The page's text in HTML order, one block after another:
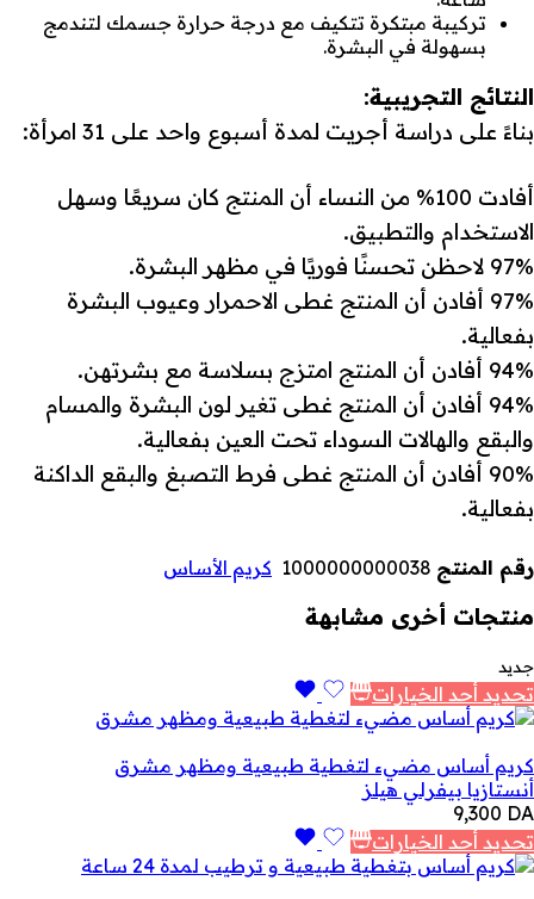
تركيبة مبتكرة تتكيف مع درجة حرارة جسمك لتندمج
بسهولة في البشرة.
النتائج التجريبية:
بناءً على دراسة أجريت لمدة أسبوع واحد على 31 امرأة:
أفادت 100% من النساء أن المنتج كان سريعًا وسهل
الاستخدام والتطبيق.
97% لاحظن تحسنًا فوريًا في مظهر البشرة.
97% أفادن أن المنتج غطى الاحمرار وعيوب البشرة
بفعالية.
94% أفادن أن المنتج امتزج بسلاسة مع بشرتهن.
94% أفادن أن المنتج غطى تغير لون البشرة والمسام
والبقع والهالات السوداء تحت العين بفعالية.
90% أفادن أن المنتج غطى فرط التصبغ والبقع الداكنة
بفعالية.
رقم المنتج 1000000000038 كريم الأساس
منتجات أخرى مشابهة
جديد
تحديد أحد الخيارات
كريم أساس مضيء لتغطية طبيعية ومظهر مشرق
أنستازيا بيفرلي هيلز
9,300 DA
تحديد أحد الخيارات